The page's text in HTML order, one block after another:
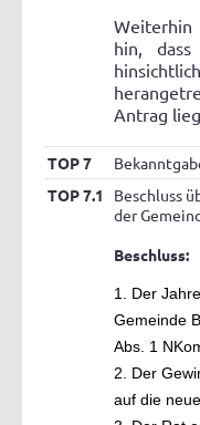
hin,
Antrag
TOP 7
TOP 7.1
Beschluss
der
Beschluss:
1. Der
Gemeinde
Abs. 1
2. Der
auf die